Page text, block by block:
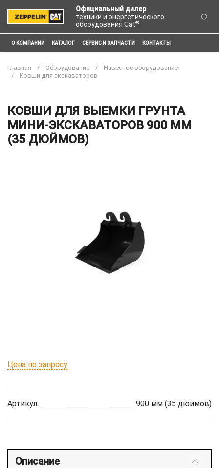
Официальный дилер
техники и энергетического
оборудования Cat®
О КОМПАНИИ КАТАЛОГ СЕРВИС И ЗАПЧАСТИ КОНТАКТЫ
Главная Оборудование
Навесное оборудование
Ковши для экскаваторов
КОВШИ ДЛЯ ВЫЕМКИ ГРУНТА
МИНИ-ЭКСКАВАТОРОВ 900 ММ
(35 ДЮЙМОВ)
Цена по запросу
Артикул: 900 мм (35 дюймов)
Описание